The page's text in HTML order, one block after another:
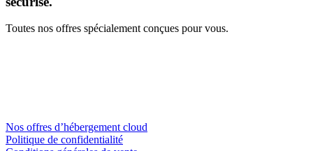
Toutes nos offres spécialement conçues pour vous.
Nos offres d’hébergement cloud
Politique de confidentialité